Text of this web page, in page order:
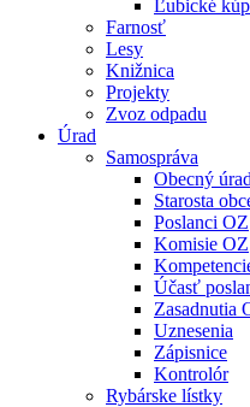
Ľubické
Farnosť
Lesy
Knižnica
Projekty
Zvoz odpadu
Úrad
Samospráva
Obecný úrad
Starosta
Poslanci OZ
Komisie OZ
Účasť
Zasadnutia
Uznesenia
Zápisnice
Kontrolór
Rybárske lístky